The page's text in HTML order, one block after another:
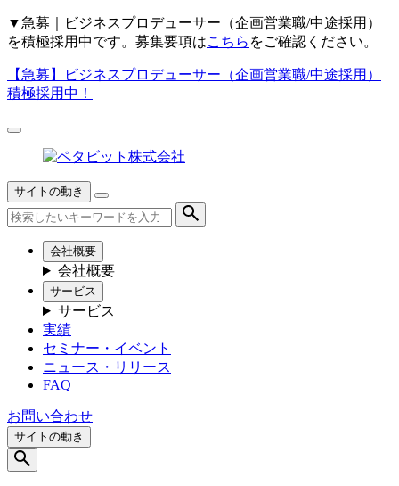
▼ 急募｜ビジネスプロデューサー（企画営業職/中途採用）
を積極採用中です。募集要項はこちら をご確認ください。
【急募】
ビジネスプロデューサー（企画営業職/中途採用）
積極採用中！
サイトの動き
会社概要
会社概要
サービス
サービス
実績
セミナー・イベント
ニュース・リリース
FAQ
お問い合わせ
サイトの動き